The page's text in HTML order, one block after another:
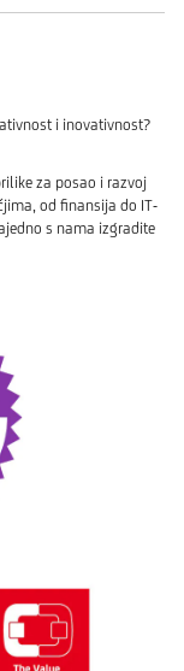
i inovativnost?
za posao i razvoj
od finansija do IT-
s nama izgradite